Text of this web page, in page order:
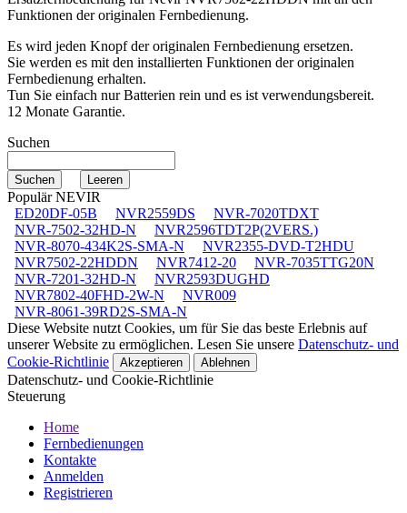
Funktionen der originalen Fernbedienung.
Es wird jeden Knopf der originalen Fernbedienung ersetzen.
Sie werden es mit den installierten Funktionen der originalen
Fernbedienung erhalten.
Tun Sie einfach nur Batterien rein und es ist verwendungsbereit.
12 Monate Garantie.
Suchen
Populär NEVIR
ED20DF-05B
NVR2559DS
NVR-7020TDXT
NVR-7502-32HD-N
NVR2596TDT2P(2VERS.)
NVR-8070-434K2S-SMA-N
NVR2355-DVD-T2HDU
NVR7502-22HDDN
NVR7412-20
NVR-7035TTG20N
NVR-7201-32HD-N
NVR2593DUGHD
NVR7802-40FHD-2W-N
NVR009
NVR-8061-39RD2S-SMA-N
Diese Website nutzt Cookies, um für Sie das beste Erlebnis auf
unserer Website zu ermöglichen. Lesen Sie unsere Datenschutz- und
Cookie-Richtlinie
Akzeptieren Ablehnen
Datenschutz- und Cookie-Richtlinie
Steuerung
Home
Fernbedienungen
Kontakte
Anmelden
Registrieren